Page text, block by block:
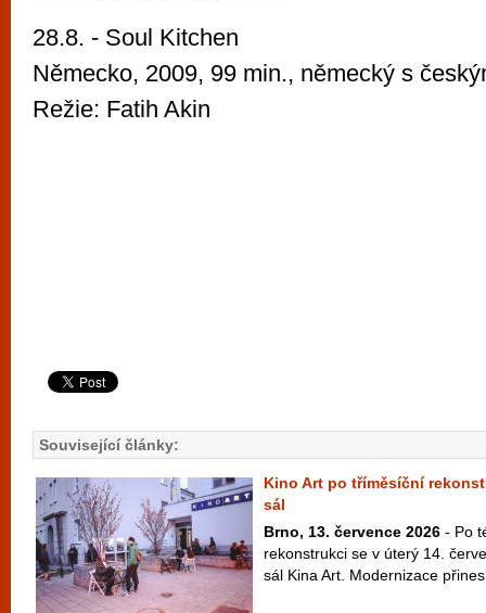
28.8. - Soul Kitchen
Německo, 2009, 99 min., německý s
Režie: Fatih Akin
Související články:
Kino Art po tříměsíční
sál
Brno, 13. července 2026 - Po
rekonstrukci se v úterý 14.
sál Kina Art. Modernizace